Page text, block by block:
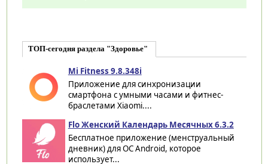
ТОП-сегодня раздела "Здоровье"
Mi Fitness 9.8.348i
Приложение для синхронизации
смартфона с умными часами и фитнес-
браслетами Xiaomi....
Flo Женский Календарь Месячных 6.3.2
Бесплатное приложение (менструальный
дневник) для ОС Android, которое
использует...